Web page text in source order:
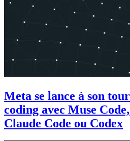
Meta se lance à son
coding avec Muse
Claude Code ou Codex